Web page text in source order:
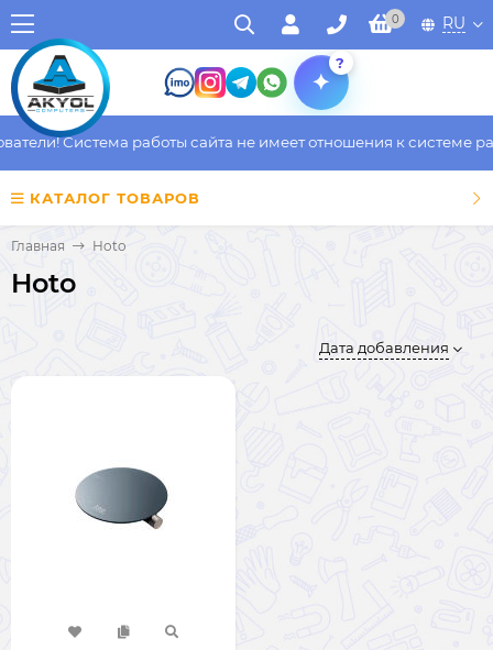
0 RU
?
Система работы сайта не имеет отношения к системе
КАТАЛОГ ТОВАРОВ
Главная Hoto
Hoto
Дата добавления